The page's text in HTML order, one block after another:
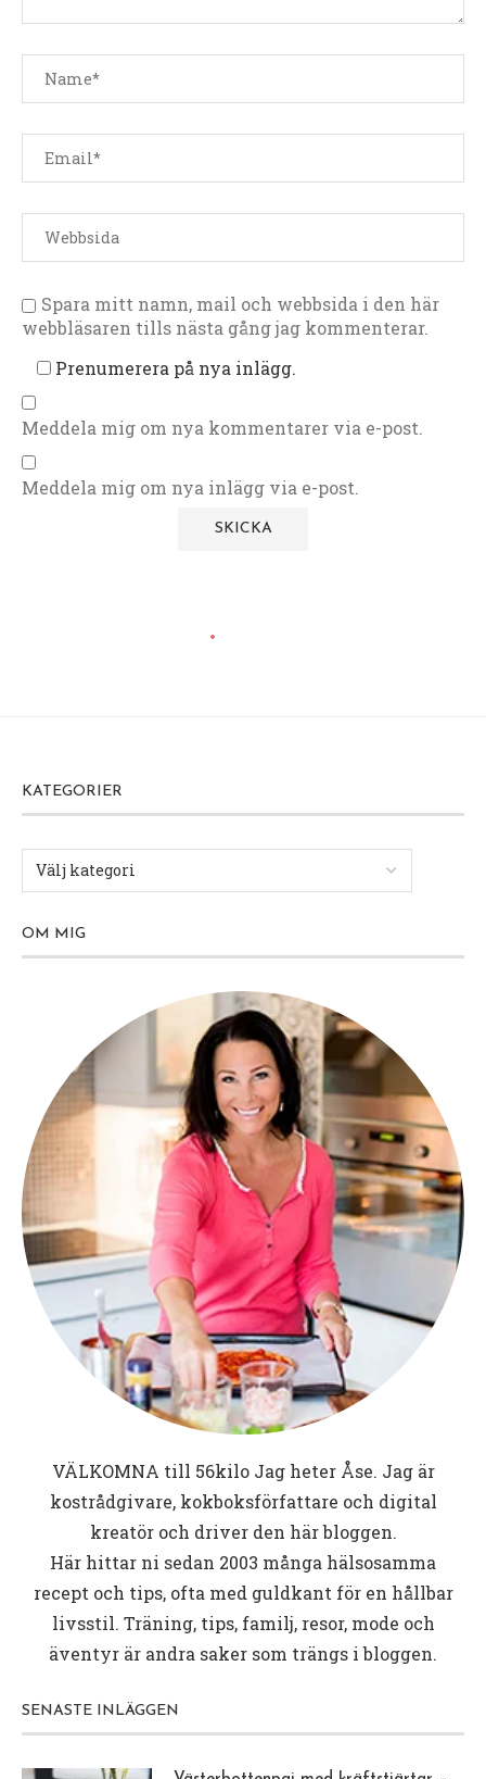
Spara mitt namn, mail och webbsida i den här
webbläsaren tills nästa gång jag kommenterar.
Prenumerera på nya inlägg.
Meddela mig om nya kommentarer via e-post.
Meddela mig om nya inlägg via e-post.
KATEGORIER
OM MIG
VÄLKOMNA till 56kiloJag heter Åse. Jag är
kostrådgivare, kokboksförfattare och digital
kreatör och driver den här bloggen.
Här hittar ni sedan 2003 många hälsosamma
recept och tips, ofta med guldkant för en hållbar
livsstil. Träning, tips, familj, resor, mode och
äventyr är andra saker som trängs i bloggen.
SENASTE INLÄGGEN